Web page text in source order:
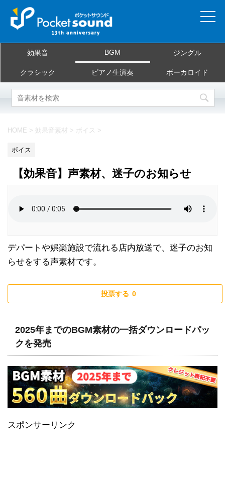
当サイトについて
ご利用規約
お問合せ
効果音 BGM ジングル
クラシック ピアノ生演奏 ボーカロイド
HOME > 効果音素材 > ボイス >
ボイス
【効果音】声素材、迷子のお知らせ
デパートや娯楽施設で流れる店内放送で、迷子のお知
らせをする声素材です。
投票する 0
2025年までのBGM素材の一括ダウンロードパッ
クを発売
スポンサーリンク